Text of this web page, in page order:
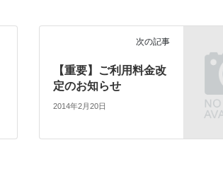
次の記事
【重要】ご利用料金改
定のお知らせ
2014年2月20日